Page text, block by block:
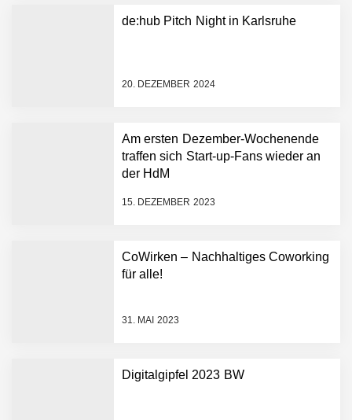
de:hub Pitch Night in Karlsruhe
20. DEZEMBER 2024
Am ersten Dezember-Wochenende
traffen sich Start-up-Fans wieder an
der HdM
15. DEZEMBER 2023
CoWirken – Nachhaltiges Coworking
für alle!
31. MAI 2023
Digitalgipfel 2023 BW
Plattform zu beschleunigen
NEURA Robotics und
AI breit auszurollen
Humanoider Roboter bringt
Hightech ins Stadion
Simulationsdienstleistung in
FiniteNow ermöglicht
Entwicklungsprozesse
Pyck im Employer Portrait